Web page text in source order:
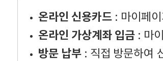
온라인 신용카드: 마이페이
온라인 가상계좌 입금: 마
방문 납부: 직접 방문하여